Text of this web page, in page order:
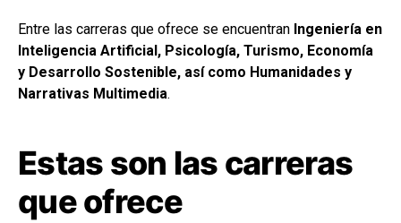
Entre las carreras que ofrece se encuentran Ingeniería en
Inteligencia Artificial, Psicología, Turismo, Economía
y Desarrollo Sostenible, así como Humanidades y
Narrativas Multimedia.
Estas son las carreras
que ofrece